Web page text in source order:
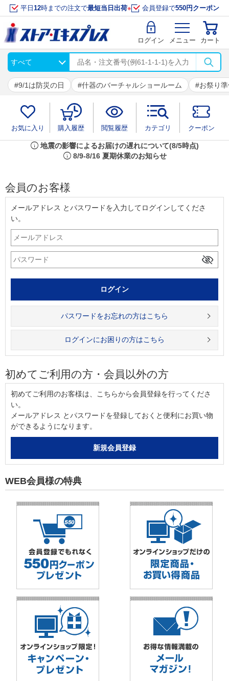
平日 12時までの注文で最短当日出荷※ 会員登録で550円クーポン
ログイン メニュー カート
9/1は防災の日 什器のバーチャルショールーム お祭り
お気に入り 購入履歴 閲覧履歴 カテゴリ クーポン
info 地震の影響によるお届けの遅れについて(8/5時点)
info 8/9-8/16 夏期休業のお知らせ
会員のお客様
メールアドレス とパスワードを入力してログインしてくださ
い。
パスワードをお忘れの方はこちら
ログインにお困りの方はこちら
初めてご利用の方・会員以外の方
初めてご利用のお客様は、こちらから会員登録を行ってくださ
い。
メールアドレス とパスワードを登録しておくと便利にお買い物
ができるようになります。
WEB会員様の特典